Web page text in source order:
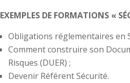
EXEMPLES DE FORMATIONS «
Obligations réglementaires en
Comment construire son
Risques (DUER) ;
Devenir Référent Sécurité.